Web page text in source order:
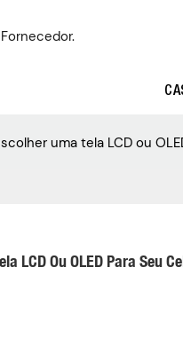
uma tela LCD ou
LCD Ou OLED Para Seu